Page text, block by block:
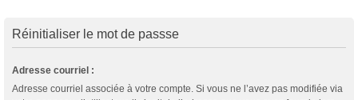
Réinitialiser le mot de passse
Adresse courriel :
Adresse courriel associée à votre compte. Si vous ne l’avez pas modifiée via